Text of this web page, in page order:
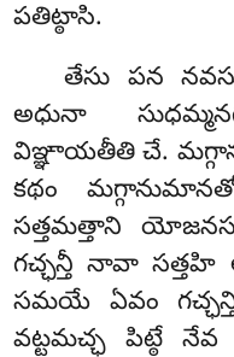
పతిట్ఠాసి.
తేసు పన
అధునా
విఞ్ఞాయతీతి చే.
కథం
సత్తమత్తాని
గచ్ఛన్తీ నావా సత్తహి
సమయే ఏవం
వట్టమచ్ఛ పిట్ఠే